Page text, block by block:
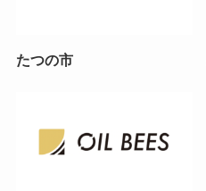
たつの市